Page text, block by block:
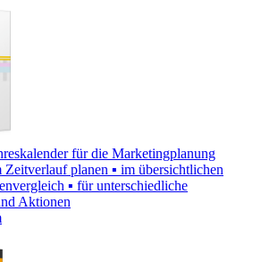
für die Marketingplanung
planen ▪ im übersichtlichen
▪ für unterschiedliche
Aktionen